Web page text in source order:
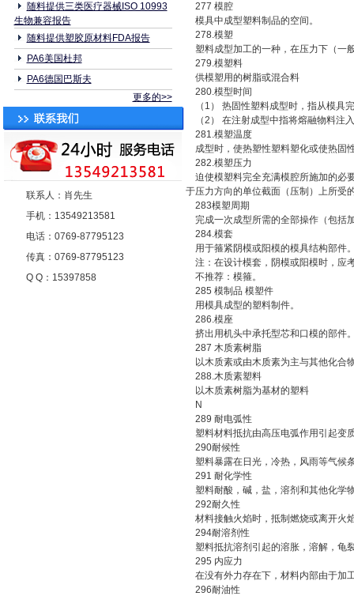
随料提供三类医疗器械ISO 10993
生物兼容报告
随料提供塑胶原材料FDA报告
PA6美国杜邦
PA6德国巴斯夫
更多的>>
联系人：肖先生
手机：13549213581
电话：0769-87795123
传真：0769-87795123
Q Q：15397858
277 模腔
模具中成型塑料制品的空间。
278.模塑
塑料成型加工的一种，在压力下（一
279.模塑料
供模塑用的树脂或混合料
280.模型时间
（1） 热固性塑料成型时，指从模具
（2） 在注射成型中指将熔融物料注
281.模塑温度
成型时，使热塑性塑料塑化或使热固
282.模塑压力
迫使模塑料完全充满模腔所施加的必
于压力方向的单位截面（压制）上所受
283模塑周期
完成一次成型所需的全部操作（包括
284.模套
用于箍紧阴模或阳模的模具结构部件
注：在设计模套，阴模或阳模时，应
不推荐：模箍。
285 模制品 模塑件
用模具成型的塑料制件。
286.模座
挤出用机头中承托型芯和口模的部件
287 木质素树脂
以木质素或由木质素为主与其他化合
288.木质素塑料
以木质素树脂为基材的塑料
N
289 耐电弧性
塑料材料抵抗由高压电弧作用引起变
290耐候性
塑料暴露在日光，冷热，风雨等气候
291 耐化学性
塑料耐酸，碱，盐，溶剂和其他化学
292耐久性
材料接触火焰时，抵制燃烧或离开火
294耐溶剂性
塑料抵抗溶剂引起的溶胀，溶解，龟
295 内应力
在没有外力存在下，材料内部由于加
296耐油性